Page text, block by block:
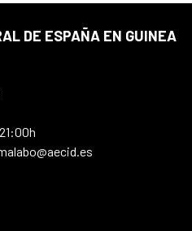
DE ESPAÑA EN GUINEA